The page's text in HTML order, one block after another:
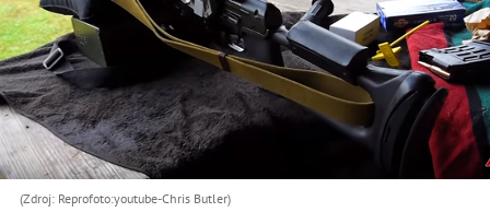
(Zdroj: Reprofoto:youtube-Chris Butler)